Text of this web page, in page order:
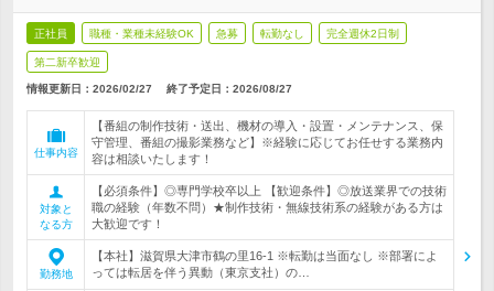
正社員 職種・業種未経験OK 急募 転勤なし 完全週休2日制
第二新卒歓迎
情報更新日：2026/02/27 終了予定日： 2026/08/27
仕事内容
【番組の制作技術・送出、機材の導入・設置・メンテナンス、保
守管理、番組の撮影業務など】※経験に応じてお任せする業務内
容は相談いたします！
対象と
なる方
【必須条件】◎専門学校卒以上 【歓迎条件】◎放送業界での技術
職の経験（年数不問）★制作技術・無線技術系の経験がある方は
大歓迎です！
勤務地
【本社】滋賀県大津市鶴の里16-1 ※転勤は当面なし ※部署によ
っては転居を伴う異動（東京支社）の…